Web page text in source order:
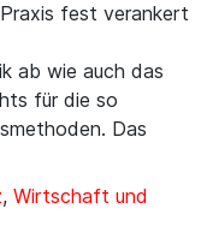
fest verankert
ab wie auch das
für die so
Das
, Wirtschaft und